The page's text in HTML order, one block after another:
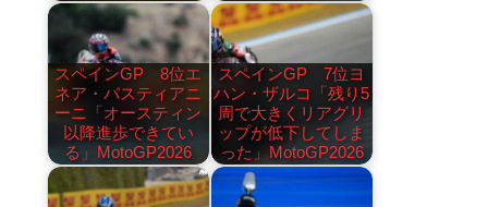
スペインGP 8位エ
ネア・バスティアニ
ーニ「オースティン
以降進歩できてい
る」MotoGP2026
スペインGP 7位ヨ
ハン・ザルコ「残り5
周で大きくリアグリ
ップが低下してしま
った」MotoGP2026